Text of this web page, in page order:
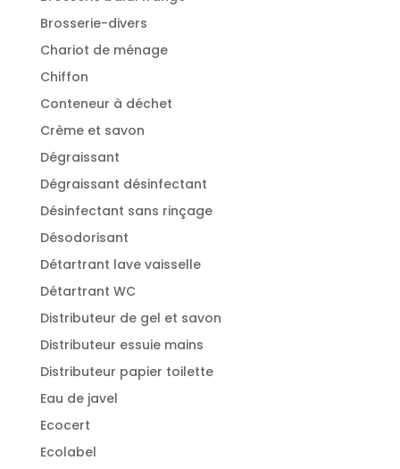
Brosserie-divers
Chariot de ménage
Chiffon
Conteneur à déchet
Crème et savon
Dégraissant
Dégraissant désinfectant
Désinfectant sans rinçage
Désodorisant
Détartrant lave vaisselle
Détartrant WC
Distributeur de gel et savon
Distributeur essuie mains
Distributeur papier toilette
Eau de javel
Ecocert
Ecolabel